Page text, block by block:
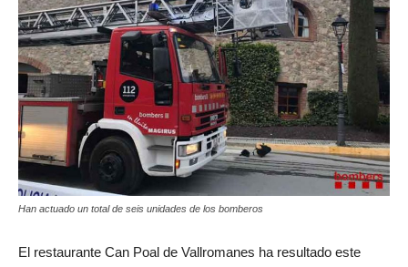
Han actuado un total de seis unidades de los bomberos
El restaurante Can Poal de Vallromanes ha resultado este